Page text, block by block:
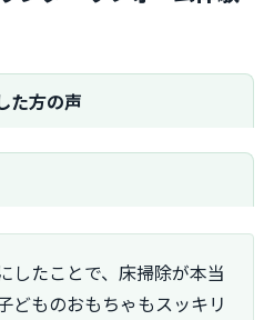
た方の声
したことで、床掃除が本当
どものおもちゃもスッキリ